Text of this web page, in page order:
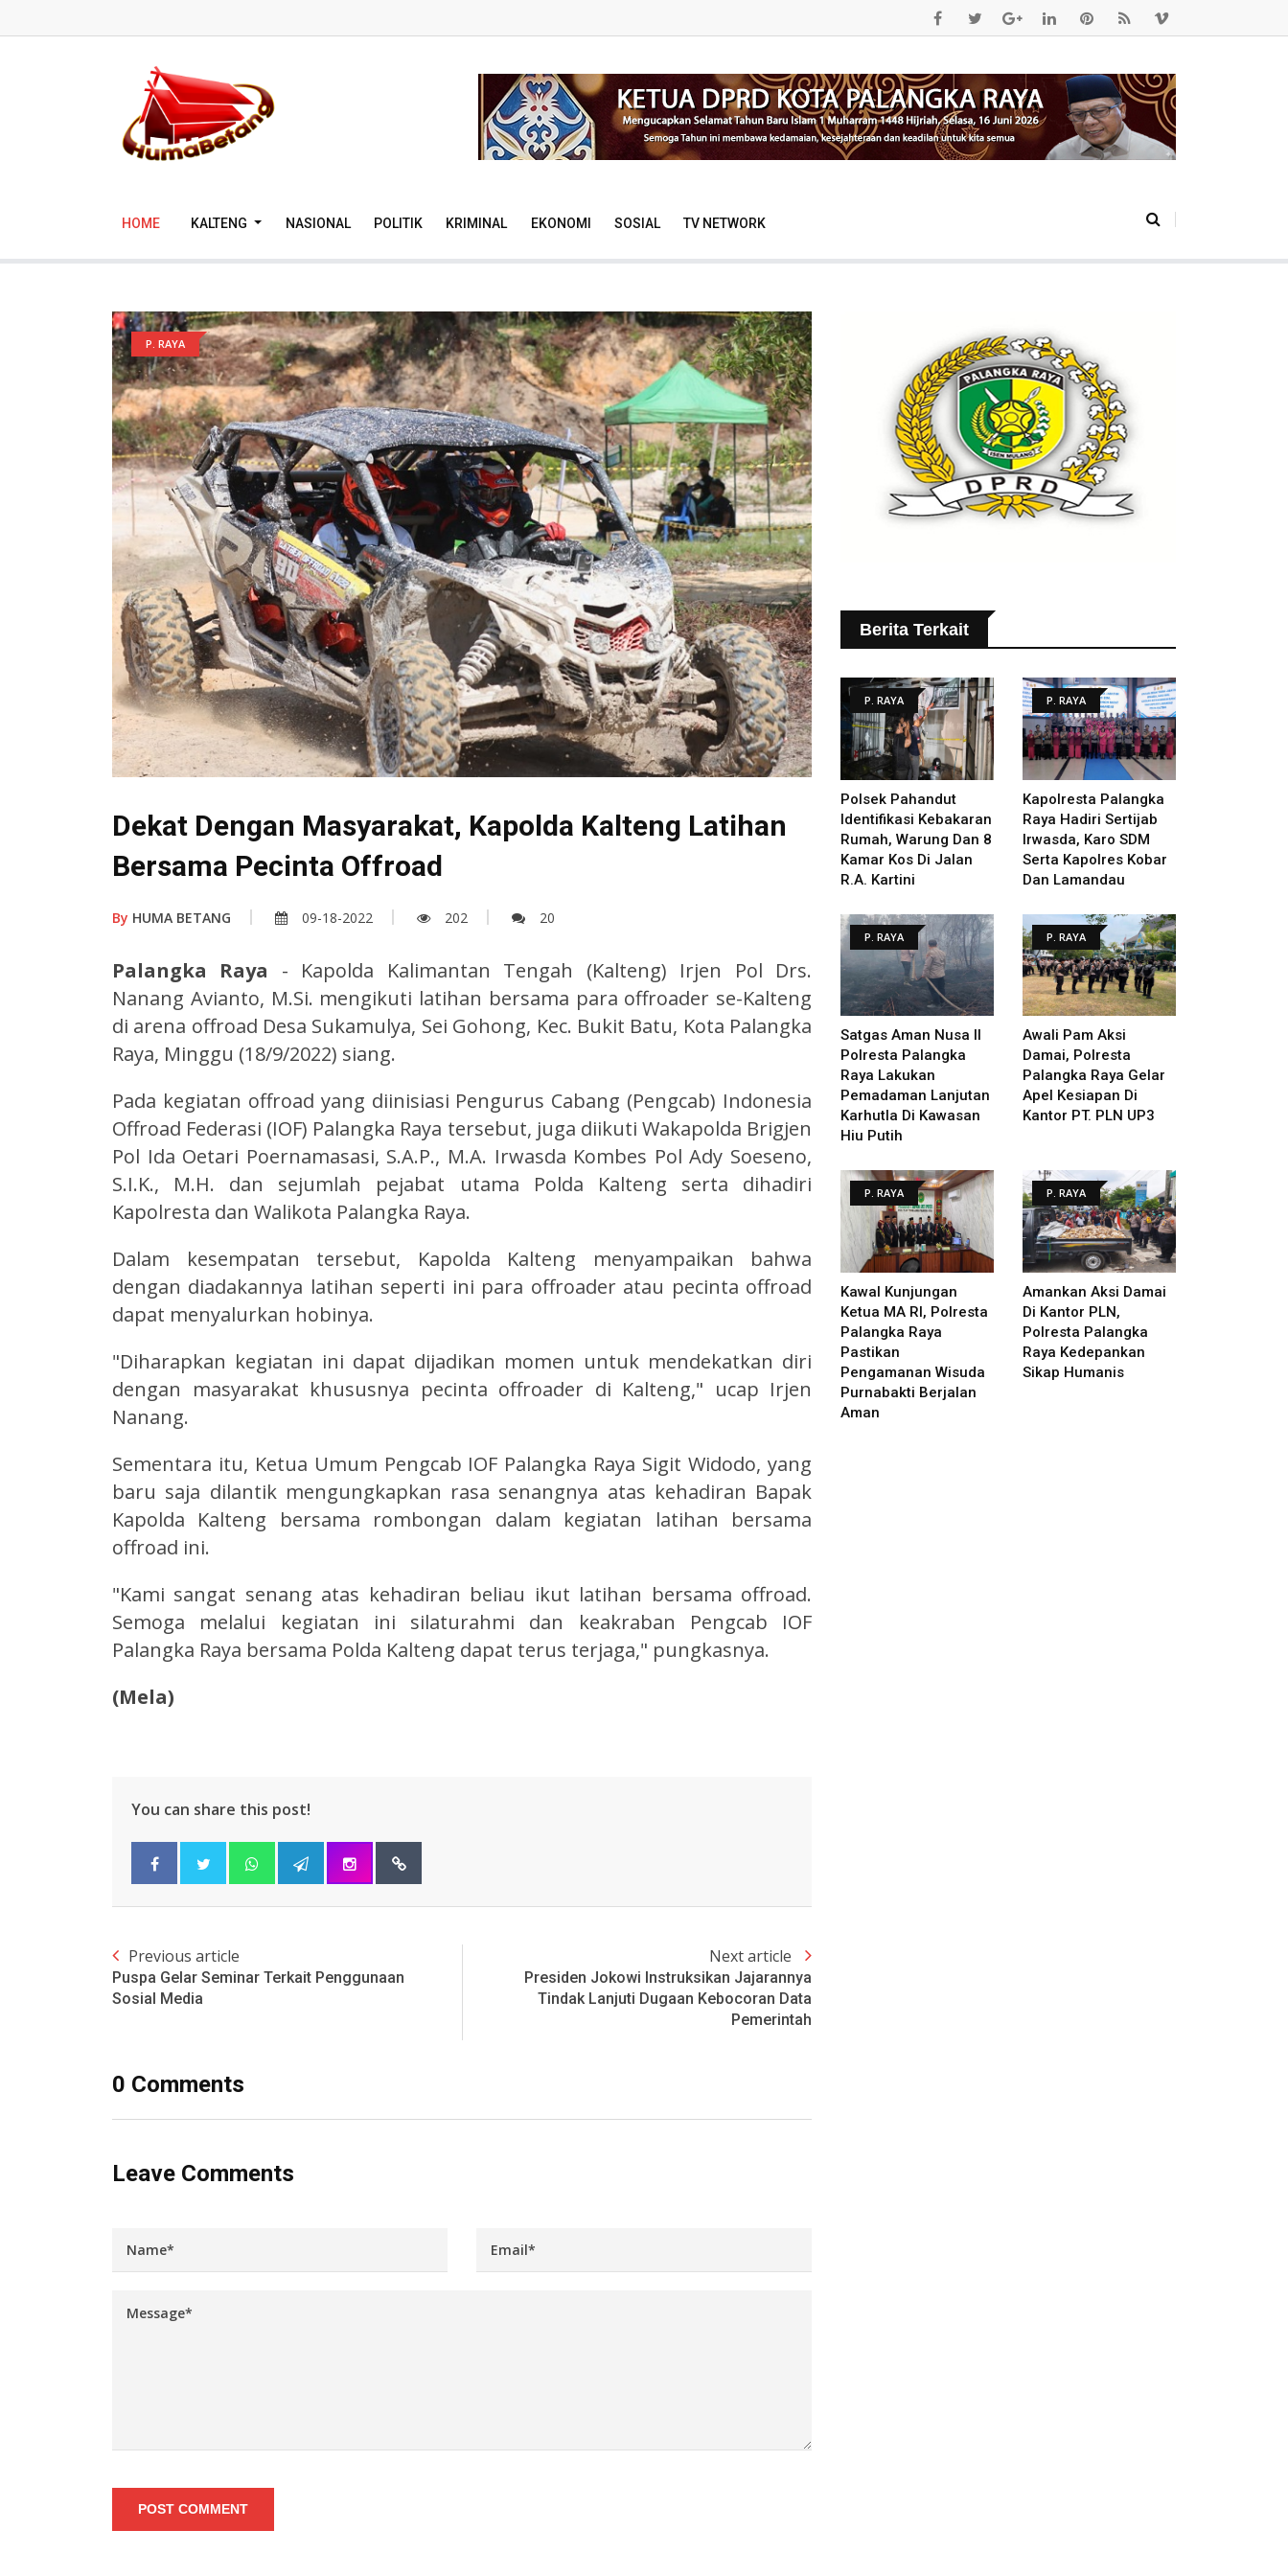
HOME KALTENG NASIONAL POLITIK KRIMINAL EKONOMI SOSIAL TV NETWORK
P. RAYA
Dekat Dengan Masyarakat, Kapolda Kalteng Latihan
Bersama Pecinta Offroad
By HUMA BETANG 09-18-2022 202 20
Palangka Raya - Kapolda Kalimantan Tengah (Kalteng) Irjen Pol Drs.
Nanang Avianto, M.Si. mengikuti latihan bersama para offroader se-Kalteng
di arena offroad Desa Sukamulya, Sei Gohong, Kec. Bukit Batu, Kota Palangka
Raya, Minggu (18/9/2022) siang.
Pada kegiatan offroad yang diinisiasi Pengurus Cabang (Pengcab) Indonesia
Offroad Federasi (IOF) Palangka Raya tersebut, juga diikuti Wakapolda Brigjen
Pol Ida Oetari Poernamasasi, S.A.P., M.A. Irwasda Kombes Pol Ady Soeseno,
S.I.K., M.H. dan sejumlah pejabat utama Polda Kalteng serta dihadiri
Kapolresta dan Walikota Palangka Raya.
Dalam kesempatan tersebut, Kapolda Kalteng menyampaikan bahwa
dengan diadakannya latihan seperti ini para offroader atau pecinta offroad
dapat menyalurkan hobinya.
"Diharapkan kegiatan ini dapat dijadikan momen untuk mendekatkan diri
dengan masyarakat khususnya pecinta offroader di Kalteng," ucap Irjen
Nanang.
Sementara itu, Ketua Umum Pengcab IOF Palangka Raya Sigit Widodo, yang
baru saja dilantik mengungkapkan rasa senangnya atas kehadiran Bapak
Kapolda Kalteng bersama rombongan dalam kegiatan latihan bersama
offroad ini.
"Kami sangat senang atas kehadiran beliau ikut latihan bersama offroad.
Semoga melalui kegiatan ini silaturahmi dan keakraban Pengcab IOF
Palangka Raya bersama Polda Kalteng dapat terus terjaga," pungkasnya.
(Mela)
You can share this post!
Previous article
Puspa Gelar Seminar Terkait Penggunaan
Sosial Media
Next article
Presiden Jokowi Instruksikan Jajarannya
Tindak Lanjuti Dugaan Kebocoran Data
Pemerintah
0 Comments
Leave Comments
POST COMMENT
Berita Terkait
P. RAYA
Polsek Pahandut
Identifikasi Kebakaran
Rumah, Warung Dan 8
Kamar Kos Di Jalan
R.A. Kartini
P. RAYA
Kapolresta Palangka
Raya Hadiri Sertijab
Irwasda, Karo SDM
Serta Kapolres Kobar
Dan Lamandau
P. RAYA
Satgas Aman Nusa II
Polresta Palangka
Raya Lakukan
Pemadaman Lanjutan
Karhutla Di Kawasan
Hiu Putih
P. RAYA
Awali Pam Aksi
Damai, Polresta
Palangka Raya Gelar
Apel Kesiapan Di
Kantor PT. PLN UP3
P. RAYA
Kawal Kunjungan
Ketua MA RI, Polresta
Palangka Raya
Pastikan
Pengamanan Wisuda
Purnabakti Berjalan
Aman
P. RAYA
Amankan Aksi Damai
Di Kantor PLN,
Polresta Palangka
Raya Kedepankan
Sikap Humanis